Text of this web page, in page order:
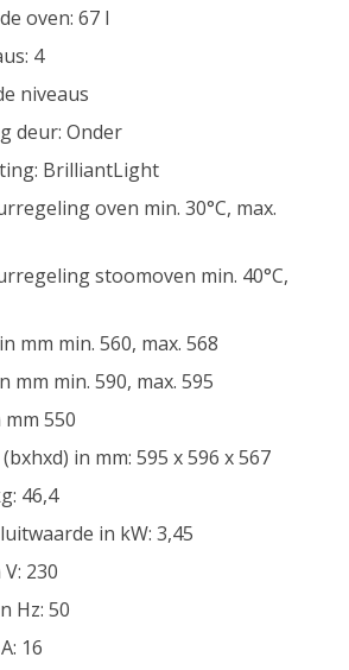
oven: 67 l
4
niveaus
deur: Onder
BrilliantLight
oven min. 30°C, max.
stoomoven min. 40°C,
mm min. 560, max. 568
mm min. 590, max. 595
550
in mm: 595 x 596 x 567
46,4
in kW: 3,45
230
Hz: 50
16